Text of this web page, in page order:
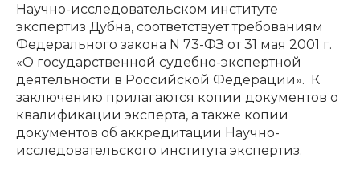
Научно-исследовательском институте
экспертиз Дубна, соответствует требованиям
Федерального закона N 73-ФЗ от 31 мая 2001 г.
«О государственной судебно-экспертной
деятельности в Российской Федерации». К
заключению прилагаются копии документов о
квалификации эксперта, а также копии
документов об аккредитации Научно-
исследовательского института экспертиз.